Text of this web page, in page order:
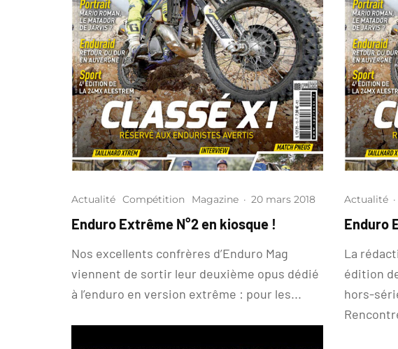
Actualité Compétition Magazine · 20 mars 2018
Enduro Extrême N°2 en kiosque !
Nos excellents confrères d’Enduro Mag
viennent de sortir leur deuxième opus dédié
à l’enduro en version extrême : pour les...
Actualité ·
Enduro
La
édition
hors-